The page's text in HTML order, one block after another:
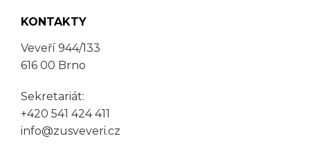
KONTAKTY
Veveří 944/133
616 00 Brno
Sekretariát:
+420 541 424 411
info@zusveveri.cz